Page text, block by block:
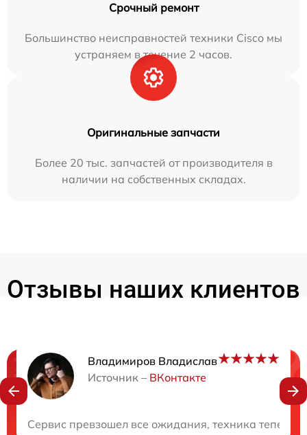
Срочный ремонт
Большинство неисправностей техники Cisco мы
устраняем в течение 2 часов.
Оригинальные запчасти
Более 20 тыс. запчастей от производителя в
наличии на собственных складах.
Отзывы наших клиентов
Владимиров Владислав
Источник – ВКонтакте
Сервис превзошел все ожидания, техника теперь
Нужна консультация?